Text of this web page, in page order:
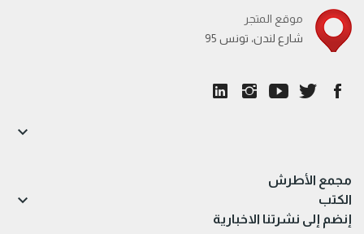
موقع المتجر
95 شارع لندن، تونس
مجمع الأطرش

الكتب 
إنضم إلى نشرتنا الاخبارية